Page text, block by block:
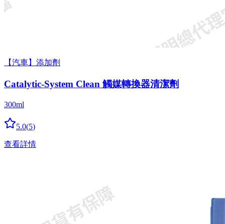
【汽車】添加劑
Catalytic-System Clean 觸媒轉換器清潔劑
300ml
5.0(5)
查看詳情